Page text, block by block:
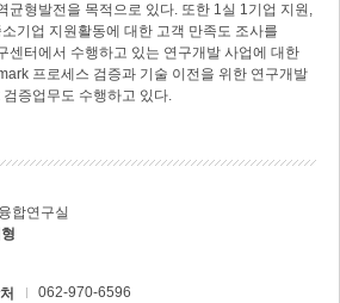
균형발전을 목적으로 있다. 또한 1실 1기업 지원,
기업 지원활동에 대한 고객 만족도 조사를
센터에서 수행하고 있는 연구개발 사업에 대한
프로세스 검증과 기술 이전을 위한 연구개발
증업무도 수행하고 있다.
합연구실
062-970-6596